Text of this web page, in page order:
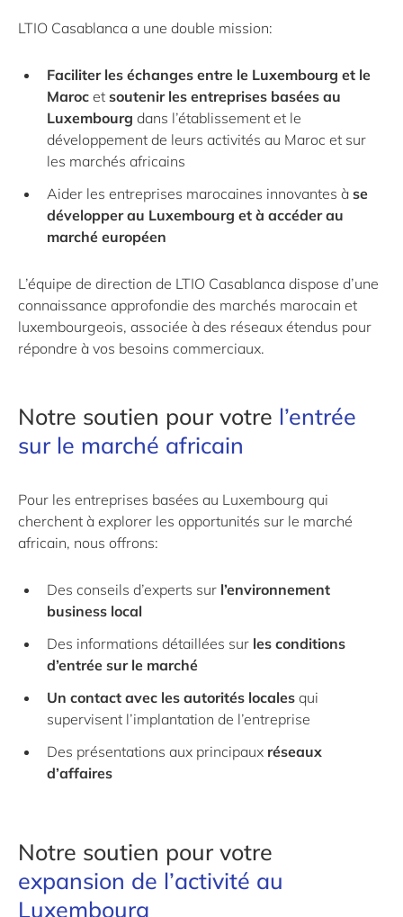
LTIO Casablanca a une double mission:
Faciliter les échanges entre le Luxembourg et le
Maroc et soutenir les entreprises basées au
Luxembourg dans l’établissement et le
développement de leurs activités au Maroc et sur
les marchés africains
Aider les entreprises marocaines innovantes à se
développer au Luxembourg et à accéder au
marché européen
L’équipe de direction de LTIO Casablanca dispose d’une
connaissance approfondie des marchés marocain et
luxembourgeois, associée à des réseaux étendus pour
répondre à vos besoins commerciaux.
Notre soutien pour votre l’entrée
sur le marché africain
Pour les entreprises basées au Luxembourg qui
cherchent à explorer les opportunités sur le marché
africain, nous offrons:
Des conseils d’experts sur l’environnement
business local
Des informations détaillées sur les conditions
d’entrée sur le marché
Un contact avec les autorités locales qui
supervisent l’implantation de l’entreprise
Des présentations aux principaux réseaux
d’affaires
Notre soutien pour votre
expansion de l’activité au
Luxembourg